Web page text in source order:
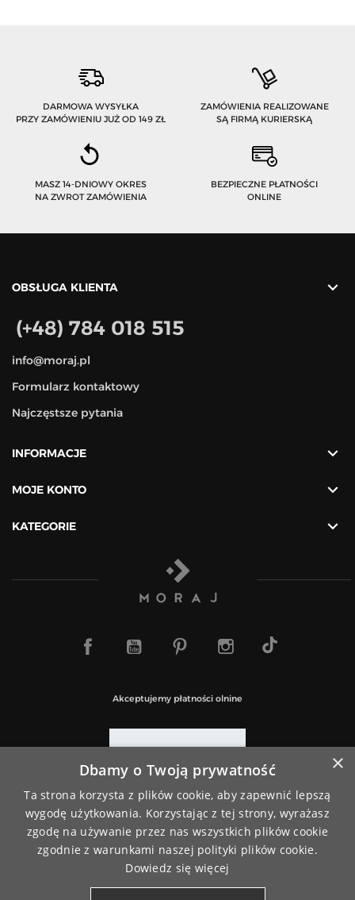
DARMOWA WYSYŁKA
PRZY ZAMÓWIENIU JUŻ OD 149 ZŁ
ZAMÓWIENIA REALIZOWANE
SĄ FIRMĄ KURIERSKĄ
MASZ 14-DNIOWY OKRES
NA ZWROT ZAMÓWIENIA
BEZPIECZNE PŁATNOŚCI
ONLINE
OBSŁUGA KLIENTA 
(+48) 784 018 515
info@moraj.pl
Formularz kontaktowy
Najczęstsze pytania
INFORMACJE 
MOJE KONTO 
KATEGORIE 
Akceptujemy płatności olnine
×
Dbamy o Twoją prywatność
Ta strona korzysta z plików cookie, aby zapewnić lepszą
wygodę użytkowania. Korzystając z tej strony, wyrażasz
zgodę na używanie przez nas wszystkich plików cookie
zgodnie z warunkami naszej polityki plików cookie.
Dowiedz się więcej